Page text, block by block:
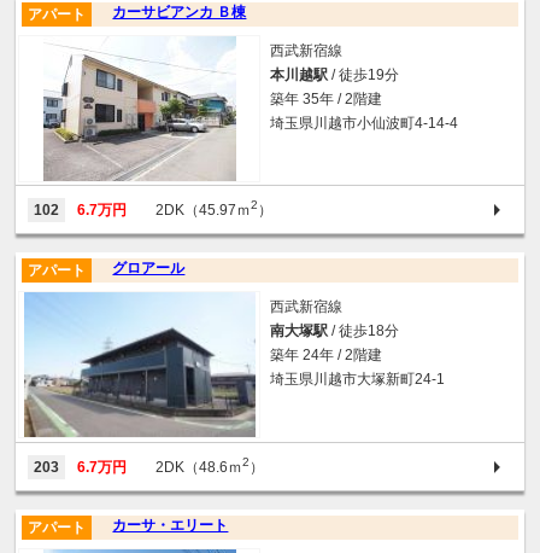
カーサビアンカ Ｂ棟
アパート
西武新宿線
本川越駅 / 徒歩19分
築年 35年 / 2階建
埼玉県川越市小仙波町4-14-4
102 6.7万円 2DK（45.97ｍ2 ）
グロアール
アパート
西武新宿線
南大塚駅 / 徒歩18分
築年 24年 / 2階建
埼玉県川越市大塚新町24-1
203 6.7万円 2DK（48.6ｍ2 ）
カーサ・エリート
アパート